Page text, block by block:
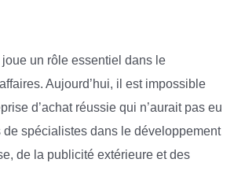
joue un rôle essentiel dans le
Aujourd’hui, il est impossible
d’achat réussie qui n’aurait pas eu
de spécialistes dans le développement
de la publicité extérieure et des